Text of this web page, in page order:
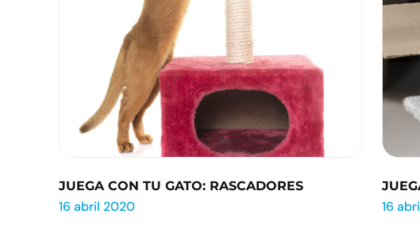
16 abril 2020
JUEGA CON TU GATO: RASCADORES
16